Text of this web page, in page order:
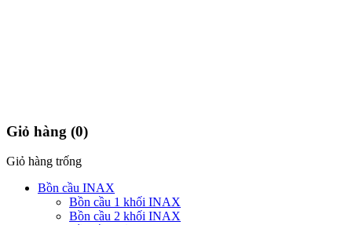
Giỏ hàng (0)
Giỏ hàng trống
Bồn cầu INAX
Bồn cầu 1 khối INAX
Bồn cầu 2 khối INAX